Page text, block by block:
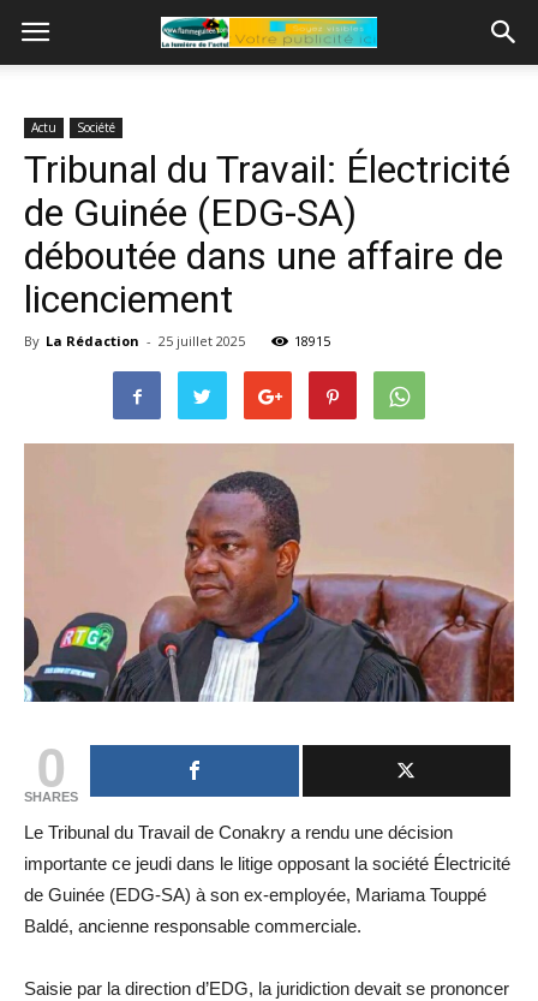
Actu Société
Tribunal du Travail: Électricité
de Guinée (EDG-SA)
déboutée dans une affaire de
licenciement
By La Rédaction - 25 juillet 2025 18915
0
SHARES
Le Tribunal du Travail de Conakry a rendu une décision
importante ce jeudi dans le litige opposant la société Électricité
de Guinée (EDG-SA) à son ex-employée, Mariama Touppé
Baldé, ancienne responsable commerciale.
Saisie par la direction d’EDG, la juridiction devait se prononcer